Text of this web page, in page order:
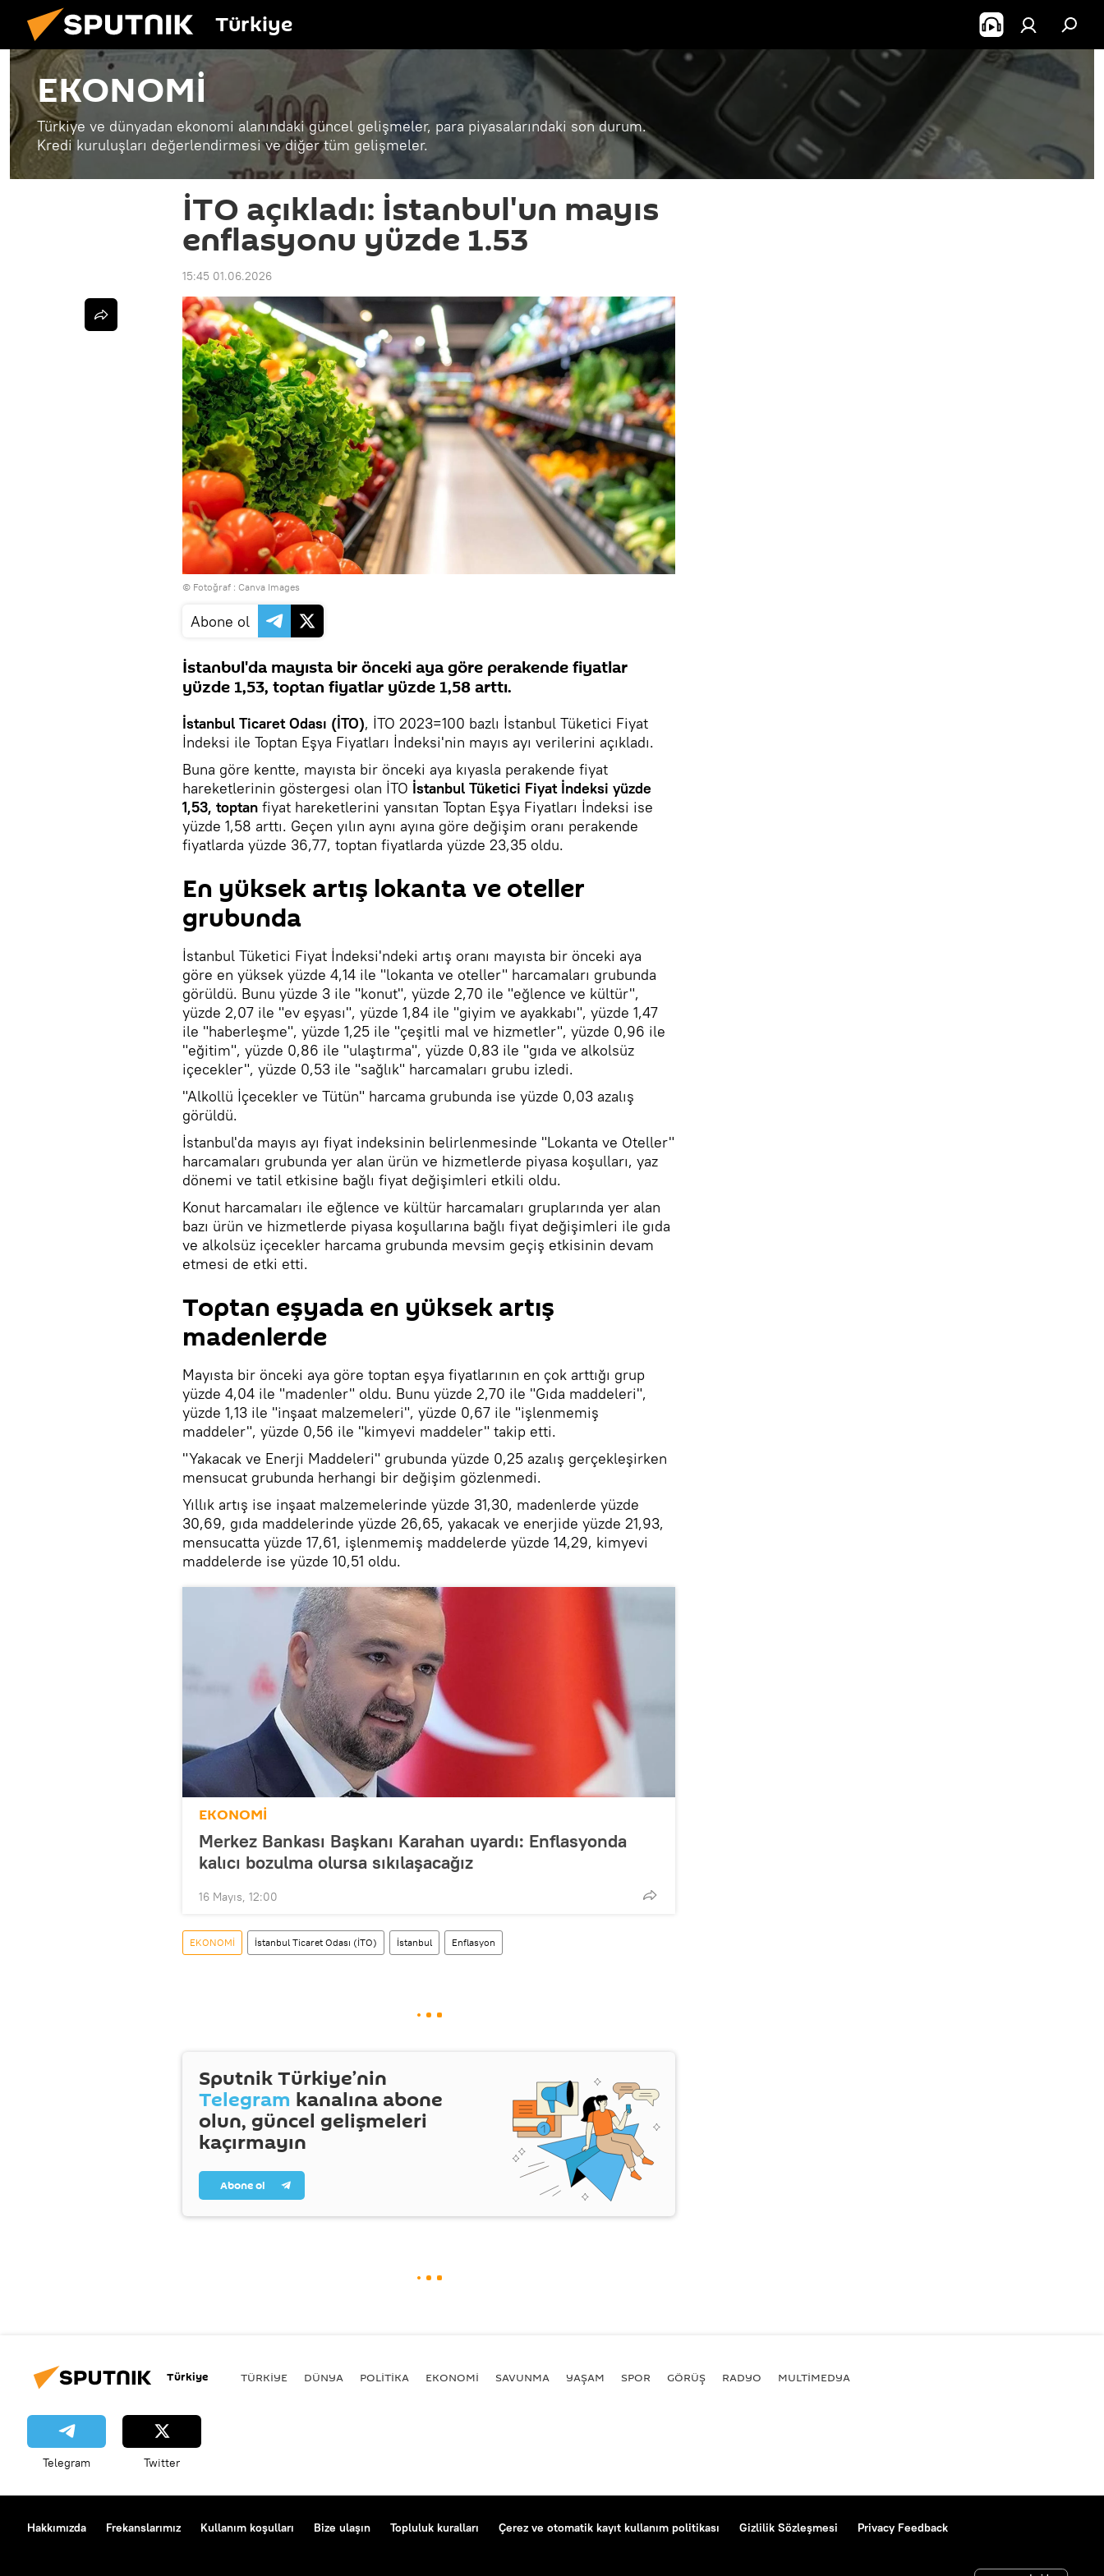
Türkiye
EKONOMİ
Türkiye ve dünyadan ekonomi alanındaki güncel gelişmeler, para piyasalarındaki son durum.
Kredi kuruluşları değerlendirmesi ve diğer tüm gelişmeler.
İTO açıkladı: İstanbul'un mayıs
enflasyonu yüzde 1.53
15:45 01.06.2026
© Fotoğraf : Canva Images
Abone ol
İstanbul'da mayısta bir önceki aya göre perakende fiyatlar
yüzde 1,53, toptan fiyatlar yüzde 1,58 arttı.
İstanbul Ticaret Odası (İTO), İTO 2023=100 bazlı İstanbul Tüketici Fiyat
İndeksi ile Toptan Eşya Fiyatları İndeksi'nin mayıs ayı verilerini açıkladı.
Buna göre kentte, mayısta bir önceki aya kıyasla perakende fiyat
hareketlerinin göstergesi olan İTO İstanbul Tüketici Fiyat İndeksi yüzde
1,53, toptan fiyat hareketlerini yansıtan Toptan Eşya Fiyatları İndeksi ise
yüzde 1,58 arttı. Geçen yılın aynı ayına göre değişim oranı perakende
fiyatlarda yüzde 36,77, toptan fiyatlarda yüzde 23,35 oldu.
En yüksek artış lokanta ve oteller
grubunda
İstanbul Tüketici Fiyat İndeksi'ndeki artış oranı mayısta bir önceki aya
göre en yüksek yüzde 4,14 ile "lokanta ve oteller" harcamaları grubunda
görüldü. Bunu yüzde 3 ile "konut", yüzde 2,70 ile "eğlence ve kültür",
yüzde 2,07 ile "ev eşyası", yüzde 1,84 ile "giyim ve ayakkabı", yüzde 1,47
ile "haberleşme", yüzde 1,25 ile "çeşitli mal ve hizmetler", yüzde 0,96 ile
"eğitim", yüzde 0,86 ile "ulaştırma", yüzde 0,83 ile "gıda ve alkolsüz
içecekler", yüzde 0,53 ile "sağlık" harcamaları grubu izledi.
"Alkollü İçecekler ve Tütün" harcama grubunda ise yüzde 0,03 azalış
görüldü.
İstanbul'da mayıs ayı fiyat indeksinin belirlenmesinde "Lokanta ve Oteller"
harcamaları grubunda yer alan ürün ve hizmetlerde piyasa koşulları, yaz
dönemi ve tatil etkisine bağlı fiyat değişimleri etkili oldu.
Konut harcamaları ile eğlence ve kültür harcamaları gruplarında yer alan
bazı ürün ve hizmetlerde piyasa koşullarına bağlı fiyat değişimleri ile gıda
ve alkolsüz içecekler harcama grubunda mevsim geçiş etkisinin devam
etmesi de etki etti.
Toptan eşyada en yüksek artış
madenlerde
Mayısta bir önceki aya göre toptan eşya fiyatlarının en çok arttığı grup
yüzde 4,04 ile "madenler" oldu. Bunu yüzde 2,70 ile "Gıda maddeleri",
yüzde 1,13 ile "inşaat malzemeleri", yüzde 0,67 ile "işlenmemiş
maddeler", yüzde 0,56 ile "kimyevi maddeler" takip etti.
"Yakacak ve Enerji Maddeleri" grubunda yüzde 0,25 azalış gerçekleşirken
mensucat grubunda herhangi bir değişim gözlenmedi.
Yıllık artış ise inşaat malzemelerinde yüzde 31,30, madenlerde yüzde
30,69, gıda maddelerinde yüzde 26,65, yakacak ve enerjide yüzde 21,93,
mensucatta yüzde 17,61, işlenmemiş maddelerde yüzde 14,29, kimyevi
maddelerde ise yüzde 10,51 oldu.
EKONOMİ
Merkez Bankası Başkanı Karahan uyardı: Enflasyonda
kalıcı bozulma olursa sıkılaşacağız
16 Mayıs, 12:00
EKONOMİ İstanbul Ticaret Odası (İTO) İstanbul Enflasyon
Sputnik Türkiye’nin
Telegram kanalına abone
olun, güncel gelişmeleri
kaçırmayın
Abone ol
Türkiye TÜRKIYE DÜNYA POLİTİKA EKONOMİ SAVUNMA YAŞAM SPOR GÖRÜŞ RADYO MULTİMEDYA
Telegram Twitter
Hakkımızda Frekanslarımız Kullanım koşulları Bize ulaşın Topluluk kuralları Çerez ve otomatik kayıt kullanım politikası Gizlilik Sözleşmesi Privacy Feedback